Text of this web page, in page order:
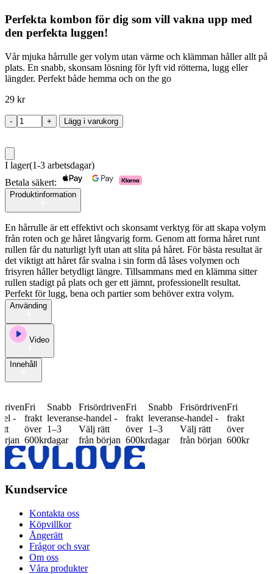
Perfekta kombon för dig som vill vakna upp med
den perfekta luggen!
Vår mjuka hårrulle ger volym utan värme och klämman håller allt på
plats. En snabb, skonsam lösning för lyft vid rötterna, lugg eller
längder. Perfekt både hemma och on the go
29 kr
-
Hårrulle
Klämma
för
volym
&
hållbar
mängd
+ Lägg i varukorg
I lager(1-3 arbetsdagar)
Betala säkert:
Produktinformation
En hårrulle är ett effektivt och skonsamt verktyg för att skapa volym
från roten och ge håret långvarig form. Genom att forma håret runt
rullen får du naturligt lyft utan att slita på håret. För bästa resultat är
det viktigt att håret får svalna i sin form då låses volymen och
frisyren håller betydligt längre. Tillsammans med en klämma sitter
rullen stadigt på plats och ger ett jämnt, professionellt resultat.
Perfekt för lugg, bena och partier som behöver extra volym.
Använding
Video
Innehåll
Fri
frakt
över
600kr
Snabb
leverans
1–3
dagar
Frisördriven
e-handel -
Välj rätt
från början
Fri
frakt
över
600kr
Snabb
leverans
1–3
dagar
Frisördriven
e-handel -
Välj rätt
från början
Fri
frakt
över
600kr
Kundservice
Kontakta oss
Köpvillkor
Ångerätt
Frågor och svar
Om oss
Våra produkter